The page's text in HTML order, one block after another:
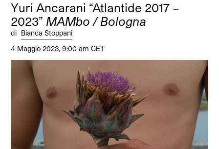
Yuri Ancarani “Atlantide 2017 –
2023” MAMbo / Bologna
di Bianca Stoppani
4 Maggio 2023, 9:00 am CET